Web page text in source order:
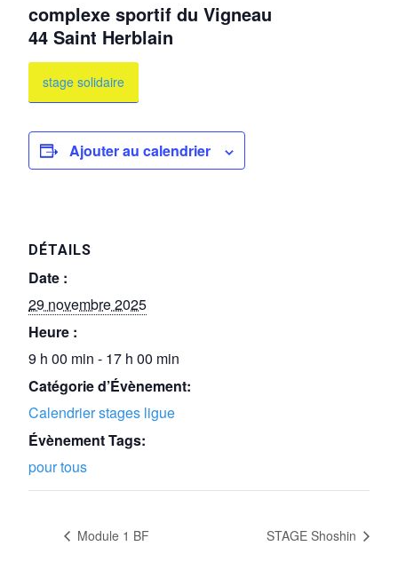
complexe sportif du Vigneau
44 Saint Herblain
stage solidaire
Ajouter au calendrier
DÉTAILS
Date :
29 novembre 2025
Heure :
9 h 00 min - 17 h 00 min
Catégorie d’Évènement:
Calendrier stages ligue
Évènement Tags:
pour tous
Module 1 BF STAGE Shoshin